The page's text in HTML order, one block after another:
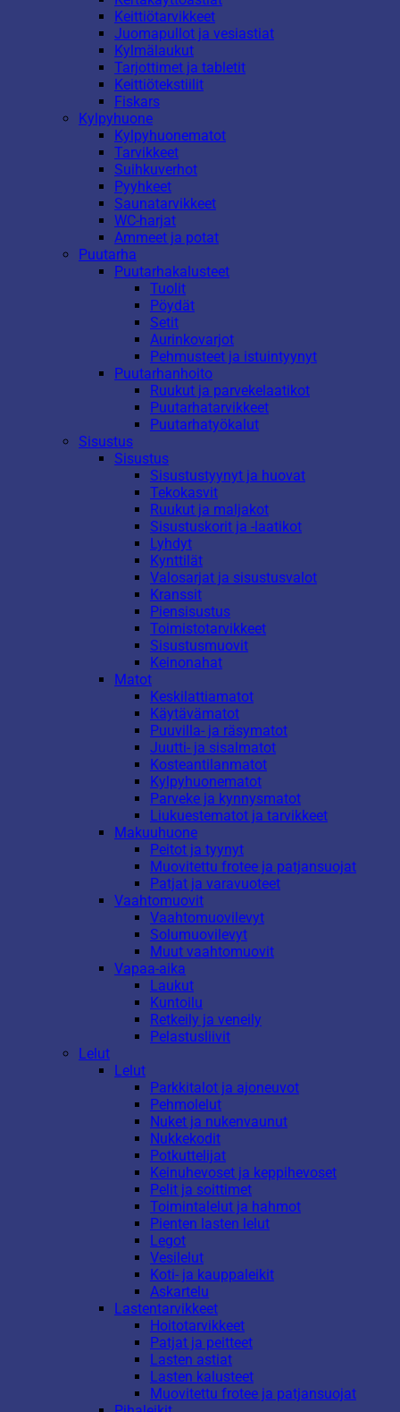
Keittiötarvikkeet
Juomapullot ja vesiastiat
Kylmälaukut
Tarjottimet ja tabletit
Keittiötekstiilit
Fiskars
Kylpyhuone
Kylpyhuonematot
Tarvikkeet
Suihkuverhot
Pyyhkeet
Saunatarvikkeet
WC-harjat
Ammeet ja potat
Puutarha
Puutarhakalusteet
Tuolit
Pöydät
Setit
Aurinkovarjot
Pehmusteet ja istuintyynyt
Puutarhanhoito
Ruukut ja parvekelaatikot
Puutarhatarvikkeet
Puutarhatyökalut
Sisustus
Sisustus
Sisustustyynyt ja huovat
Tekokasvit
Ruukut ja maljakot
Sisustuskorit ja -laatikot
Lyhdyt
Kynttilät
Valosarjat ja sisustusvalot
Kranssit
Piensisustus
Toimistotarvikkeet
Sisustusmuovit
Keinonahat
Matot
Keskilattiamatot
Käytävämatot
Puuvilla- ja räsymatot
Juutti- ja sisalmatot
Kosteantilanmatot
Kylpyhuonematot
Parveke ja kynnysmatot
Liukuestematot ja tarvikkeet
Makuuhuone
Peitot ja tyynyt
Muovitettu frotee ja patjansuojat
Patjat ja varavuoteet
Vaahtomuovit
Vaahtomuovilevyt
Solumuovilevyt
Muut vaahtomuovit
Vapaa-aika
Laukut
Kuntoilu
Retkeily ja veneily
Pelastusliivit
Lelut
Lelut
Parkkitalot ja ajoneuvot
Pehmolelut
Nuket ja nukenvaunut
Nukkekodit
Potkuttelijat
Keinuhevoset ja keppihevoset
Pelit ja soittimet
Toimintalelut ja hahmot
Pienten lasten lelut
Legot
Vesilelut
Koti- ja kauppaleikit
Askartelu
Lastentarvikkeet
Hoitotarvikkeet
Patjat ja peitteet
Lasten astiat
Lasten kalusteet
Muovitettu frotee ja patjansuojat